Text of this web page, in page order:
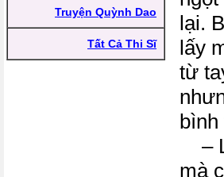
Truyện Quỳnh Dao
Tất Cả Thi Sĩ
lại.
lấy
từ
–
mà